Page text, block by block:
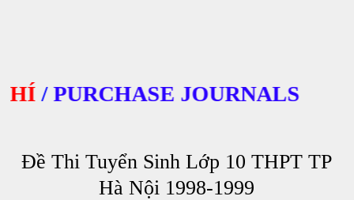
/PURCHASE JOURNALS
Đề Thi Tuyển Sinh Lớp 10 THPT TP
Hà Nội 1998-1999